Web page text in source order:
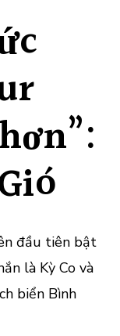
đầu tiên bật
là Kỳ Co và
biển Bình